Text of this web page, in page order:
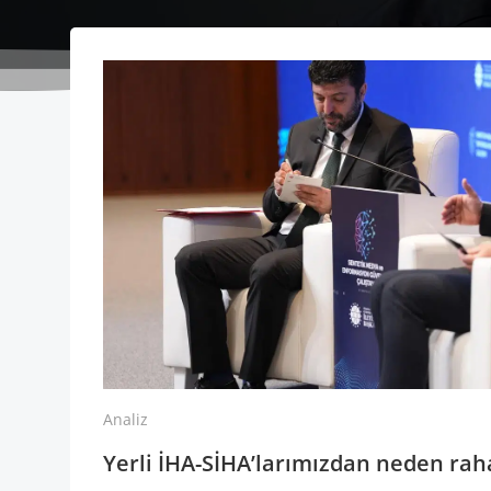
Analiz
Yerli İHA-SİHA’larımızdan neden